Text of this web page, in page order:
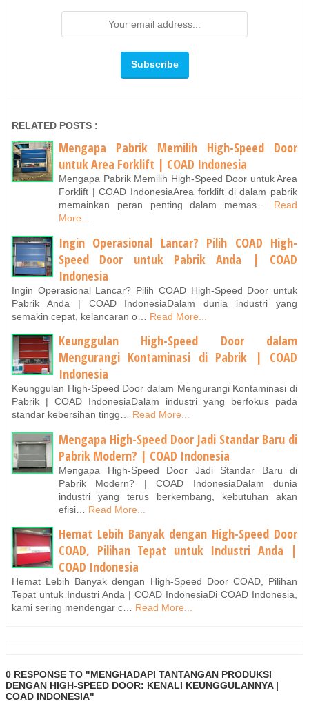
RELATED POSTS :
Mengapa Pabrik Memilih High-Speed Door
untuk Area Forklift | COAD Indonesia
Mengapa Pabrik Memilih High-Speed Door untuk Area
Forklift | COAD IndonesiaArea forklift di dalam pabrik
memainkan peran penting dalam memas…
Read
More...
Ingin Operasional Lancar? Pilih COAD High-
Speed Door untuk Pabrik Anda | COAD
Indonesia
Ingin Operasional Lancar? Pilih COAD High-Speed Door untuk
Pabrik Anda | COAD IndonesiaDalam dunia industri yang
semakin cepat, kelancaran o…
Read More...
Keunggulan High-Speed Door dalam
Mengurangi Kontaminasi di Pabrik | COAD
Indonesia
Keunggulan High-Speed Door dalam Mengurangi Kontaminasi di
Pabrik | COAD IndonesiaDalam industri yang berfokus pada
standar kebersihan tingg… Read More...
Mengapa High-Speed Door Jadi Standar Baru di
Pabrik Modern? | COAD Indonesia
Mengapa High-Speed Door Jadi Standar Baru di
Pabrik Modern? | COAD IndonesiaDalam dunia
industri yang terus berkembang, kebutuhan akan
efisi…
Read More...
Hemat Lebih Banyak dengan High-Speed Door
COAD, Pilihan Tepat untuk Industri Anda |
COAD Indonesia
Hemat Lebih Banyak dengan High-Speed Door COAD, Pilihan
Tepat untuk Industri Anda | COAD IndonesiaDi COAD Indonesia,
kami sering mendengar c… Read More...
0 RESPONSE TO "MENGHADAPI TANTANGAN PRODUKSI
DENGAN HIGH-SPEED DOOR: KENALI KEUNGGULANNYA |
COAD INDONESIA"